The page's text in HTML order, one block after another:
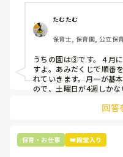
①土曜日の希望休は2日
②毎月、必ず土曜保育に
クアップしてもらう
③仮シフトが出た時、土
人を交渉して見つけてもら
上記のいずれかの対策を
たむたむ
保育士, 保育園, 公立保
うちの園は③です。４月
すよ。あみだくじで順番
れていきます。月一が基
ので、土曜日が4週しか
て貰い、主任に報告して
回答
保育・お仕事 👑殿堂入り